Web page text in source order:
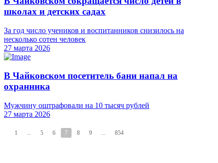
школах и детских садах
За год число учеников и воспитанников снизилось на
несколько сотен человек
27 марта 2026
В Чайковском посетитель бани напал на
охранника
Мужчину оштрафовали на 10 тысяч рублей
27 марта 2026
1 5 6 7 8 9 854